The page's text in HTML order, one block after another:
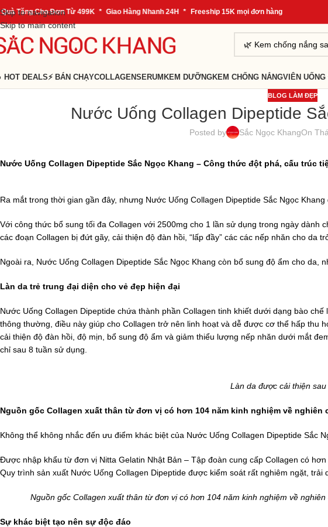
Skip to navigation
Skip to main content
Tặng Cho Đơn Từ 499K * Giao Hàng Nhanh 24H * Freeship 15K mọi đơn hàng * Quà Tặng
HOT DEALS⚡ BÁN CHẠYCOLLAGENSERUMKEM DƯỠNGKEM CHỐNG NẮNGVIÊN
BLOG LÀM ĐẸP
Nước Uống Collagen Dipeptide
Posted by Sắc Ngọc KhangOn
Nước Uống Collagen Dipeptide Sắc Ngọc Khang – Công thức đột phá, cấu trúc
Ra mắt trong thời gian gần đây, nhưng Nước Uống Collagen Dipeptide Sắc Ngọc
Với công thức bổ sung tối đa Collagen với 2500mg cho 1 lần sử dụng trong ngày dành
các đoạn Collagen bị đứt gãy, cải thiện độ đàn hồi, “lấp đầy” các các nếp nhăn cho da
Ngoài ra, Nước Uống Collagen Dipeptide Sắc Ngọc Khang còn bổ sung độ ẩm cho da,
Làn da trẻ trung đại diện cho vẻ đẹp hiện đại
Nước Uống Collagen Dipeptide chứa thành phần Collagen tinh khiết dưới dạng bào
thông thường, điều này giúp cho Collagen trở nên linh hoạt và dễ được cơ thể hấp thu
cải thiện độ đàn hồi, độ mịn, bổ sung độ ẩm và giảm thiểu lượng nếp nhăn dưới mắt
chỉ sau 8 tuần sử dụng.
Làn da được cải thiện
Nguồn gốc Collagen xuất thân từ đơn vị có hơn 104 năm kinh nghiệm về nghiên
Không thể không nhắc đến ưu điểm khác biệt của Nước Uống Collagen Dipeptide Sắc
Được nhập khẩu từ đơn vị Nitta Gelatin Nhật Bản – Tập đoàn cung cấp Collagen có
Quy trình sản xuất Nước Uống Collagen Dipeptide được kiểm soát rất nghiêm ngặt, trải
Nguồn gốc Collagen xuất thân từ đơn vị có hơn 104 năm kinh nghiệm về
Sự khác biệt tạo nên sự độc đáo